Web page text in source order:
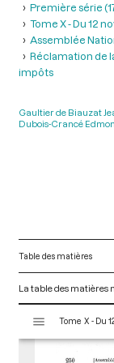
Première série
Tome X - Du 12
Assemblée
Réclamation de
impôts
Gaultier de Biauzat
Dubois-Crancé
Table des matières
La table des matières
s
Tome X - Du